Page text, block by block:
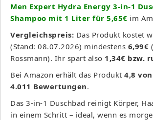
Men Expert Hydra Energy 3-in-1
Shampoo mit 1 Liter für 5,65€ im
Vergleichspreis: Das Produkt kostet
(Stand: 08.07.2026) mindestens 6,99€
Rossmann). Ihr spart also 1,34€ bzw.
Bei Amazon erhält das Produkt 4,8
4.011 Bewertungen.
Das 3-in-1 Duschbad reinigt Körper,
in einem Schritt – ideal, wenn es